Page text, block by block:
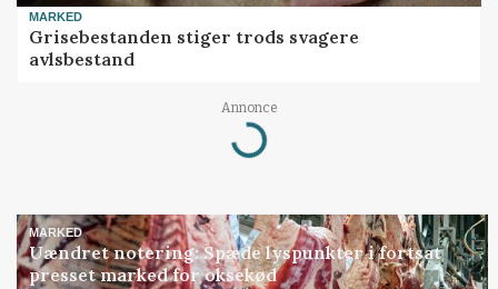
MARKED
Grisebestanden stiger trods svagere
avlsbestand
Annonce
Loading...
MARKED
Uændret notering: Spæde lyspunkter i fortsat
presset marked for oksekød